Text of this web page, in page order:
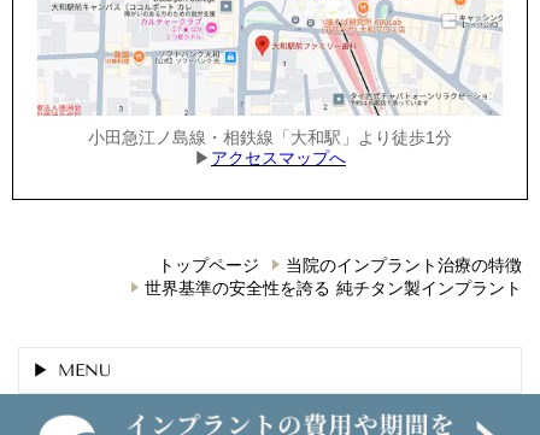
小田急江ノ島線・相鉄線「大和駅」より徒歩1分
▶ アクセスマップへ
トップページ
当院のインプラント治療の特徴
世界基準の安全性を誇る 純チタン製インプラント
MENU